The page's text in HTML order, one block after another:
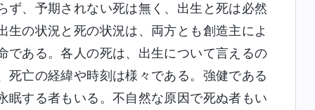
、予期されない死は無く、出生と死は必然
の状況と死の状況は、両方とも創造主によ
である。各人の死は、出生について言えるの
亡の経緯や時刻は様々である。強健である
する者もいる。不自然な原因で死ぬ者もい